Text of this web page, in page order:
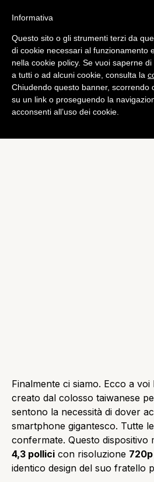
Tech
HTC presenta
HTC One mini
di Alessandro Moretti
Finalmente ci siamo. Ecco a voi
creato dal colosso taiwanese
sentono la necessità di dover
smartphone gigantesco. Tutte
confermate. Questo dispositivo
4,3 pollici con risoluzione 720p
identico design del suo fratello
Informativa
Questo sito o gli strumenti terzi da
di cookie necessari al funzionamento
nella cookie policy. Se vuoi saperne
a tutti o ad alcuni cookie, consulta la
Chiudendo questo banner, scorrendo
su un link o proseguendo la
acconsenti all’uso dei cookie.